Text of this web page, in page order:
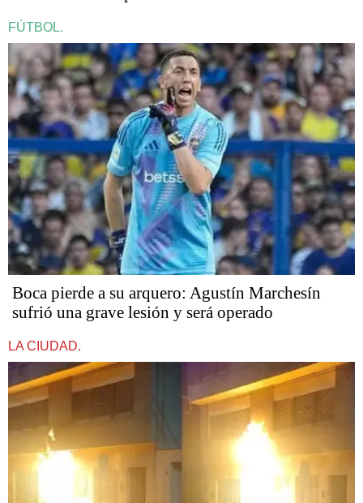
FÚTBOL.
Boca pierde a su arquero: Agustín Marchesín
sufrió una grave lesión y será operado
LA CIUDAD.